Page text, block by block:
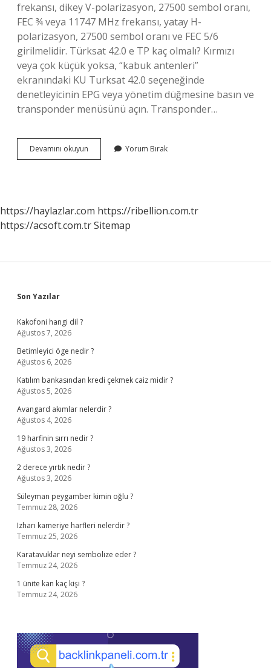
frekansı, dikey V-polarizasyon, 27500 sembol oranı,
FEC ¾ veya 11747 MHz frekansı, yatay H-
polarizasyon, 27500 sembol oranı ve FEC 5/6
girilmelidir. Türksat 42.0 e TP kaç olmalı? Kırmızı
veya çok küçük yoksa, “kabuk antenleri”
ekranındaki KU Turksat 42.0 seçeneğinde
denetleyicinin EPG veya yönetim düğmesine basın ve
transponder menüsünü açın. Transponder…
Devamını okuyun
Arama
Yorum Bırak
https://haylazlar.com https://ribellion.com.tr
https://acsoft.com.trSitemap
Sidebar
Son Yazılar
Kakofoni hangi dil ?
Ağustos 7, 2026
Betimleyici öge nedir ?
Ağustos 6, 2026
Katılım bankasından kredi çekmek caiz midir ?
Ağustos 5, 2026
Avangard akımlar nelerdir ?
Ağustos 4, 2026
19 harfinin sırrı nedir ?
Ağustos 3, 2026
2 derece yırtık nedir ?
Ağustos 3, 2026
Süleyman peygamber kimin oğlu ?
Temmuz 28, 2026
Izharı kameriye harfleri nelerdir ?
Temmuz 25, 2026
Karatavuklar neyi sembolize eder ?
Temmuz 24, 2026
1 ünite kan kaç kişi ?
Temmuz 24, 2026